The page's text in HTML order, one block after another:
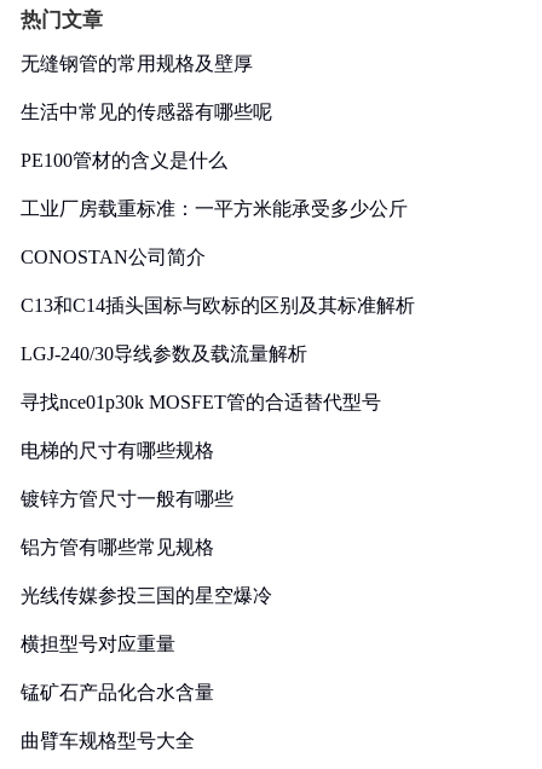
热门文章
无缝钢管的常用规格及壁厚
生活中常见的传感器有哪些呢
PE100管材的含义是什么
工业厂房载重标准：一平方米能承受多少公斤
CONOSTAN公司简介
C13和C14插头国标与欧标的区别及其标准解析
LGJ-240/30导线参数及载流量解析
寻找nce01p30k MOSFET管的合适替代型号
电梯的尺寸有哪些规格
镀锌方管尺寸一般有哪些
铝方管有哪些常见规格
光线传媒参投三国的星空爆冷
横担型号对应重量
锰矿石产品化合水含量
曲臂车规格型号大全